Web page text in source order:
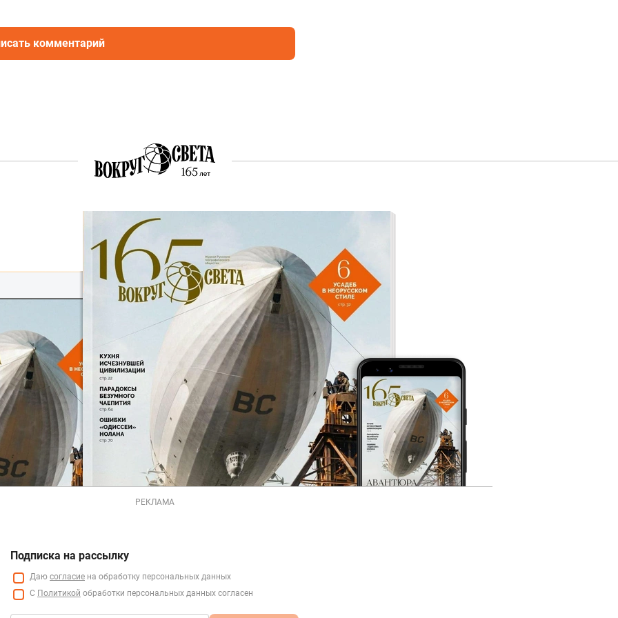
комментарий
РЕКЛАМА
Подписка на рассылку
Даю согласие на обработку персональных данных
С Политикой обработки персональных данных согласен